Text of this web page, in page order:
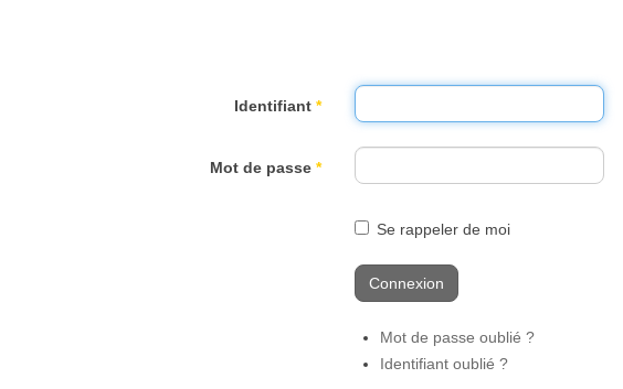
Identifiant *
Mot de passe *
Se rappeler de moi
Connexion
Mot de passe oublié ?
Identifiant oublié ?